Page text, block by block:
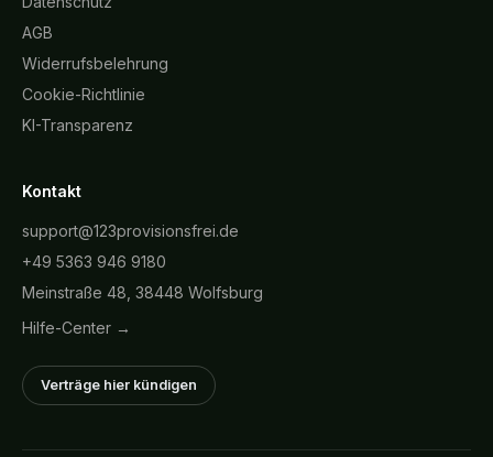
AGB
Widerrufsbelehrung
Cookie-Richtlinie
KI-Transparenz
Kontakt
support@123provisionsfrei.de
+49 5363 946 9180
Meinstraße 48, 38448 Wolfsburg
Hilfe-Center →
Verträge hier kündigen